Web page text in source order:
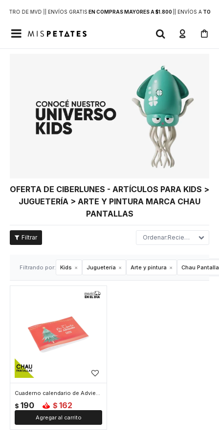
DE MVD | | ENVÍOS GRATIS EN COMPRAS MAYORES A $1.800 | ENVÍOS ATODO

OFERTA DE CIBERLUNES - ARTÍCULOS PARA KIDS >
JUGUETERÍA > ARTE Y PINTURA MARCA CHAU
PANTALLAS
Recientes
Filtrando por: Kids Juguetería Arte y pintura Chau
Cuaderno calendario de Adviento
$ 190 $ 162